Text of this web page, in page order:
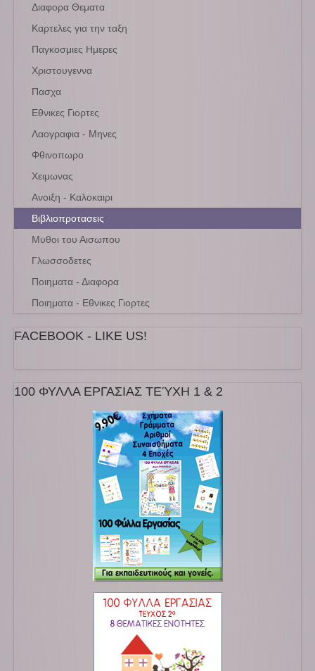
Διαφορα Θεματα
Καρτελες για την ταξη
Παγκοσμιες Ημερες
Χριστουγεννα
Πασχα
Εθνικες Γιορτες
Λαογραφια - Μηνες
Φθινοπωρο
Χειμωνας
Ανοιξη - Καλοκαιρι
Βιβλιοπροτασεις
Μυθοι του Αισωπου
Γλωσσοδετες
Ποιηματα - Διαφορα
Ποιηματα - Εθνικες Γιορτες
FACEBOOK - LIKE US!
100 ΦΥΛΛΑ ΕΡΓΑΣΙΑΣ ΤΕΎΧΗ 1 & 2